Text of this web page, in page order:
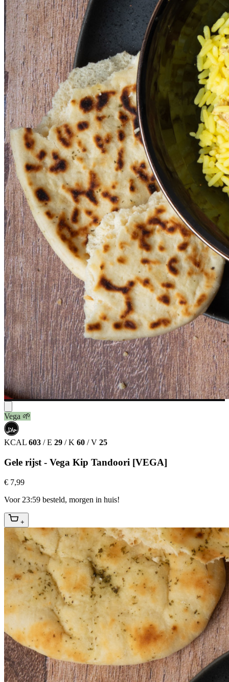
Vega 🌱
حلال
HALAL
KCAL 603 / E 29 / K 60 / V 25
Gele rijst - Vega Kip Tandoori [VEGA]
€ 7,99
Voor 23:59 besteld, morgen in huis!
+